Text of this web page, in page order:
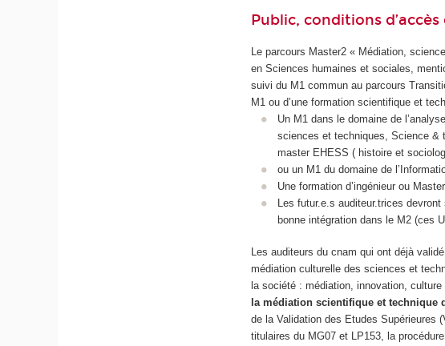
Public, conditions
Le parcours Master2 « Médiation,
en Sciences humaines et sociales,
suivi du M1 commun au parcours
M1 ou d’une formation scientifique et
Un M1 dans le domaine de
sciences et techniques, Science
master EHESS ( histoire et
ou un M1 du domaine de
Une formation d’ingénieur ou
Les futur.e.s auditeur.trices
bonne intégration dans le M2 (ces
Les auditeurs du cnam qui ont déjà
médiation culturelle des sciences et
la société : médiation, innovation,
la médiation scientifique et technique
de la Validation des Etudes Supérieures
titulaires du MG07 et LP153, la